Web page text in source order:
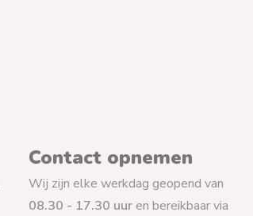
Contact opnemen
Wij zijn elke werkdag geopend van
08.30 - 17.30 uur en bereikbaar via